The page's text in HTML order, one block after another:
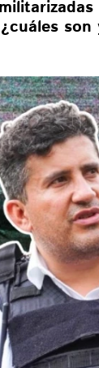
son